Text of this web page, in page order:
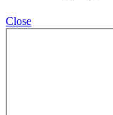
Close